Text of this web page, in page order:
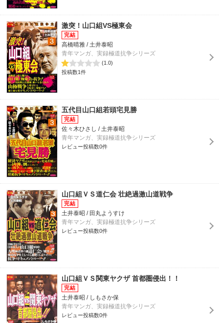
激突！山口組VS極東会
高橋晴雅 / 土井泰昭
青年マンガ、実録極道抗争シリーズ
(1.0)
投稿数1件
五代目山口組若頭宅見勝
佐々木ひさし / 土井泰昭
青年マンガ、実録極道抗争シリーズ
レビュー投稿数0件
山口組ＶＳ道仁会 壮絶過激山道戦争
土井泰昭 / 田丸ようすけ
青年マンガ、実録極道抗争シリーズ
レビュー投稿数0件
山口組ＶＳ関東ヤクザ 首都圏侵出！！
土井泰昭 / しもさか保
青年マンガ、実録極道抗争シリーズ
レビュー投稿数0件